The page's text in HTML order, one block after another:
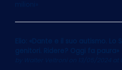
Elio: «Dante e il suo autismo. Lo
genitori. Ridere? Oggi fa paura»
Walter Veltroni on 13/05/2024 at